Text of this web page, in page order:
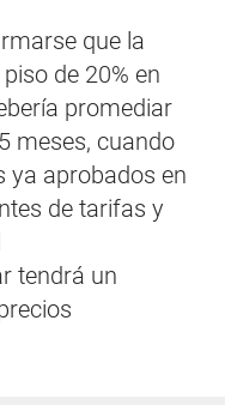
que la
de 20% en
promediar
meses, cuando
ya aprobados en
de tarifas y
tendrá un